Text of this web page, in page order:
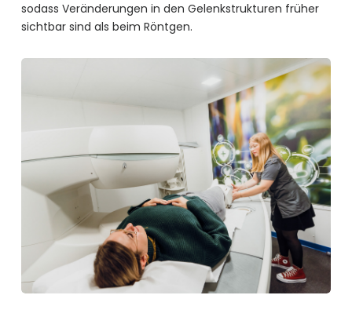
sodass Veränderungen in den Gelenkstrukturen früher
sichtbar sind als beim Röntgen.